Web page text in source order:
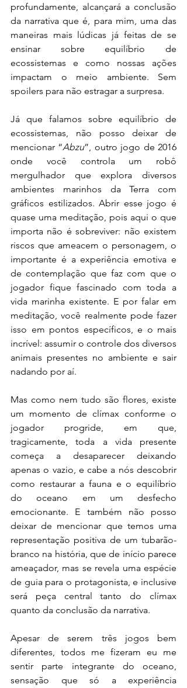
profundamente, alcançará a conclusão
da narrativa que é, para mim, uma das
maneiras mais lúdicas já feitas de se
ensinar sobre equilíbrio de
ecossistemas e como nossas ações
impactam o meio ambiente. Sem
spoilers para não estragar a surpresa.
Já que falamos sobre equilíbrio de
ecossistemas, não posso deixar de
mencionar “Abzu”, outro jogo de 2016
onde você controla um robô
mergulhador que explora diversos
ambientes marinhos da Terra com
gráficos estilizados. Abrir esse jogo é
quase uma meditação, pois aqui o que
importa não é sobreviver: não existem
riscos que ameacem o personagem, o
importante é a experiência emotiva e
de contemplação que faz com que o
jogador fique fascinado com toda a
vida marinha existente. E por falar em
meditação, você realmente pode fazer
isso em pontos específicos, e o mais
incrível: assumir o controle dos diversos
animais presentes no ambiente e sair
nadando por aí.
Mas como nem tudo são flores, existe
um momento de clímax conforme o
jogador progride, em que,
tragicamente, toda a vida presente
começa a desaparecer deixando
apenas o vazio, e cabe a nós descobrir
como restaurar a fauna e o equilíbrio
do oceano em um desfecho
emocionante. E também não posso
deixar de mencionar que temos uma
representação positiva de um tubarão-
branco na história, que de início parece
ameaçador, mas se revela uma espécie
de guia para o protagonista, e inclusive
será peça central tanto do clímax
quanto da conclusão da narrativa.
Apesar de serem três jogos bem
diferentes, todos me fizeram eu me
sentir parte integrante do oceano,
sensação que só a experiência